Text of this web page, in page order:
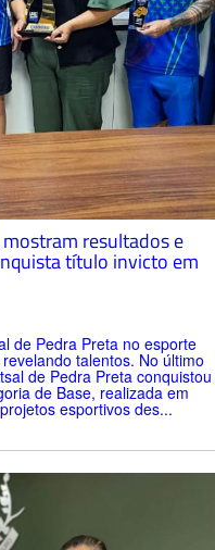
resultados e
título invicto em
de Pedra Preta no esporte
talentos. No último
de Pedra Preta conquistou
de Base, realizada em
esportivos des...